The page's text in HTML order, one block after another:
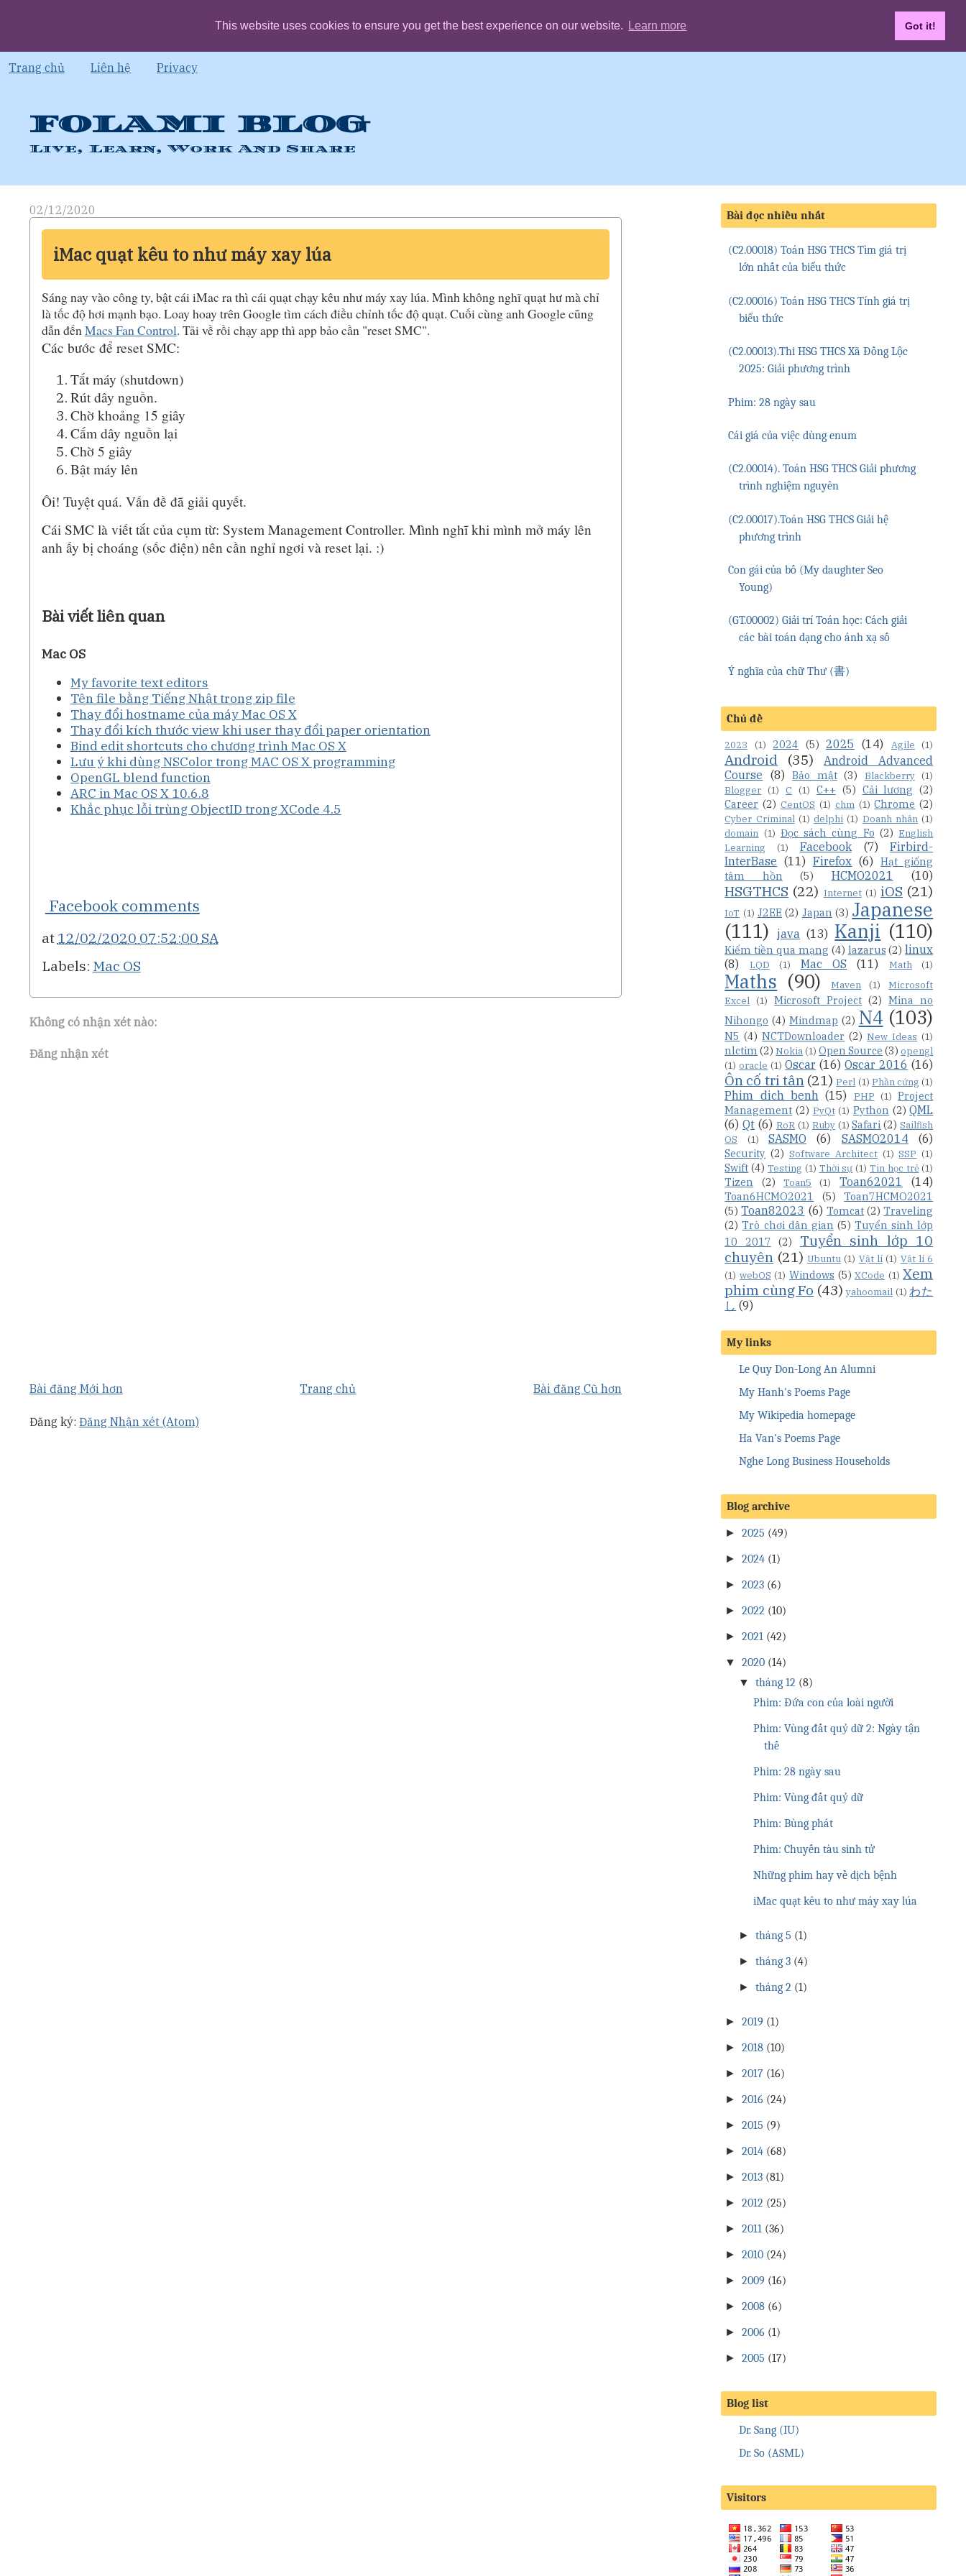
This website uses cookies to ensure you get the best experience on our website. Learn more Got it!
Trang chủ Liên hệ Privacy
FOLAMI BLOG
Live, Learn, Work And Share
02/12/2020
iMac quạt kêu to như máy xay lúa
Sáng nay vào công ty, bật cái iMac ra thì cái quạt chạy kêu như máy xay lúa. Mình không nghĩ quạt hư mà chỉ
là tốc độ hơi mạnh bạo. Loay hoay trên Google tìm cách điều chỉnh tốc độ quạt. Cuối cùng anh Google cũng
dẫn đếnMacs Fan Control. Tải về rồi chạy app thì app bảo cần "reset SMC".
Các bước để reset SMC:
Tắt máy (shutdown)
Rút dây nguồn.
Chờ khoảng 15 giây
Cắm dây nguồn lại
Chờ 5 giây
Bật máy lên
Ôi! Tuyệt quá. Vấn đề đã giải quyết.
Cái SMC là viết tắt của cụm từ: System Management Controller. Mình nghĩ khi mình mở máy lên
anh ấy bị choáng (sốc điện) nên cần nghỉ ngơi và reset lại. :)
Bài viết liên quan
Mac OS
My favorite text editors
Tên file bằng Tiếng Nhật trong zip file
Thay đổi hostname của máy Mac OS X
Thay đổi kích thước view khi user thay đổi paper orientation
Bind edit shortcuts cho chương trình Mac OS X
Lưu ý khi dùng NSColor trong MAC OS X programming
OpenGL blend function
ARC in Mac OS X 10.6.8
Khắc phục lỗi trùng ObjectID trong XCode 4.5
Facebook comments
at 12/02/2020 07:52:00 SA
Labels: Mac OS
Không có nhận xét nào:
Đăng nhận xét
Bài đăng Mới hơn Bài đăng Cũ hơn
Trang chủ
Đăng ký: Đăng Nhận xét (Atom)
Bài đọc nhiều nhất
(C2.00018) Toán HSG THCS Tìm giá trị
lớn nhất của biểu thức
(C2.00016) Toán HSG THCS Tính giá trị
biểu thức
(C2.00013).Thi HSG THCS Xã Đồng Lộc
2025: Giải phương trình
Phim: 28 ngày sau
Cái giá của việc dùng enum
(C2.00014). Toán HSG THCS Giải phương
trình nghiệm nguyên
(C2.00017).Toán HSG THCS Giải hệ
phương trình
Con gái của bố (My daughter Seo
Young)
(GT.00002) Giải trí Toán học: Cách giải
các bài toán dạng cho ánh xạ số
Ý nghĩa của chữ Thư (書)
Chủ đề
2023 (1) 2024 (5) 2025 (14) Agile (1)
Android (35)
Android Advanced
Course (8) Bảo mật (3) Blackberry (1)
Blogger (1) C (1) C++ (5) Cải lương (2)
Career (2) CentOS (1) chm (1) Chrome (2)
Cyber Criminal (1) delphi (1) Doanh nhân (1)
domain (1) Đọc sách cùng Fo (2) English
Learning
(1) Facebook (7)
Firbird-
InterBase (11) Firefox (6) Hạt giống
tâm hồn
(5) HCMO2021 (10)
HSGTHCS (22) Internet (1) iOS (21)
IoT (1) J2EE (2) Japan (3) Japanese
(111)
java (13) Kanji (110)
Kiếm tiền qua mạng (4) lazarus (2) linux
(8)
LQD (1) Mac OS (11) Math (1)
Maths (90) Maven (1)
Microsoft
Excel (1) Microsoft Project (2) Mina no
Nihongo (4) Mindmap (2) N4 (103)
N5 (4) NCTDownloader (2) New Ideas (1)
nlctim (2) Nokia(1) Open Source (3) opengl
(1) oracle (1) Oscar (16) Oscar 2016 (16)
Ôn cố tri tân (21) Perl (1) Phần cứng (1)
Phim dich benh (15) PHP (1) Project
Management (2) PyQt (1) Python (2) QML
(6) Qt (6) RoR (1) Ruby (1) Safari (2) Sailfish
OS
(1) SASMO (6) SASMO2014 (6)
Security (2) Software Architect (1) SSP (1)
Swift (4) Testing (1) Thời sự (1) Tin học trẻ (1)
Tizen (2) Toan5 (1) Toan62021 (14)
Toan6HCMO2021 (5)
Toan7HCMO2021
(5) Toan82023 (6) Tomcat (2) Traveling
(2) Trò chơi dân gian (5) Tuyển sinh lớp
10 2017 (2)
Tuyển sinh lớp 10
chuyên (21) Ubuntu (1) Vật lí (1) Vật lí 6
(1) webOS (1) Windows (5) XCode (1) Xem
phim cùng Fo (43) yahoomail (1) わた
し (9)
My links
Le Quy Don-Long An Alumni
My Hanh's Poems Page
My Wikipedia homepage
Ha Van's Poems Page
Nghe Long Business Households
Blog archive
►2025 (49)
►2024 (1)
►2023 (6)
►2022 (10)
►2021 (42)
▼ 2020 (14)
▼ tháng 12 (8)
Phim: Đứa con của loài người
Phim: Vùng đất quỷ dữ 2: Ngày tận
thế
Phim: 28 ngày sau
Phim: Vùng đất quỷ dữ
Phim: Bùng phát
Phim: Chuyến tàu sinh tử
Những phim hay về dịch bệnh
iMac quạt kêu to như máy xay lúa
►tháng 5 (1)
►tháng 3 (4)
►tháng 2 (1)
►2019 (1)
►2018 (10)
►2017 (16)
►2016 (24)
►2015 (9)
►2014 (68)
►2013 (81)
►2012 (25)
►2011 (36)
►2010 (24)
►2009 (16)
►2008 (6)
►2006 (1)
►2005 (17)
Blog list
Dr. Sang (IU)
Dr. So (ASML)
Visitors